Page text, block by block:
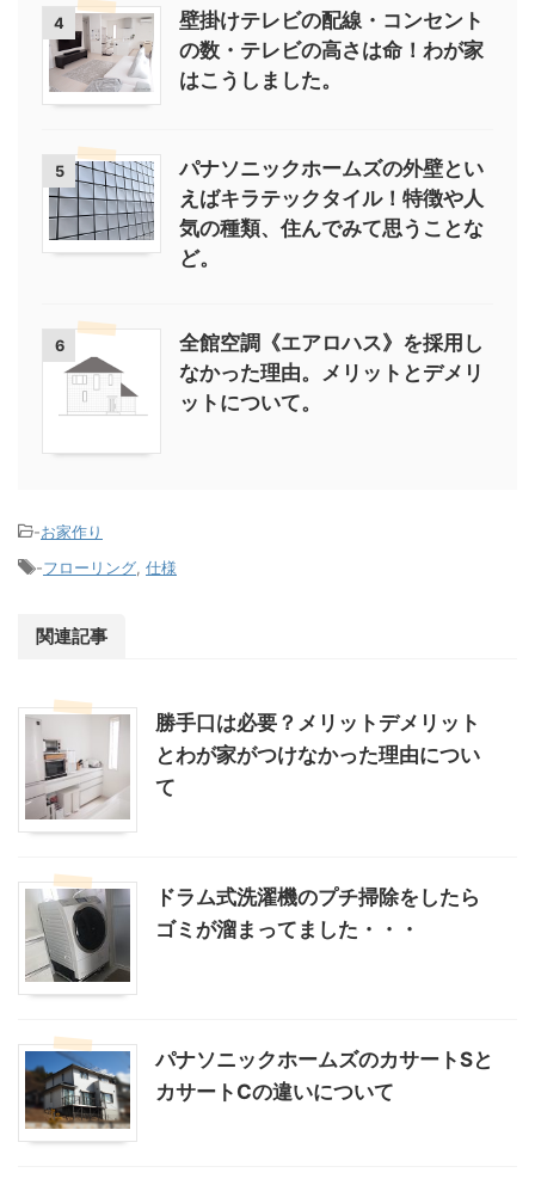
4
壁掛けテレビの配線・コンセント
の数・テレビの高さは命！わが家
はこうしました。
5
パナソニックホームズの外壁とい
えばキラテックタイル！特徴や人
気の種類、住んでみて思うことな
ど。
6
全館空調《エアロハス》を採用し
なかった理由。メリットとデメリ
ットについて。
-お家作り
-フローリング 仕様
関連記事
勝手口は必要？メリットデメリット
とわが家がつけなかった理由につい
て
ドラム式洗濯機のプチ掃除をしたら
ゴミが溜まってました・・・
パナソニックホームズのカサートSと
カサートCの違いについて